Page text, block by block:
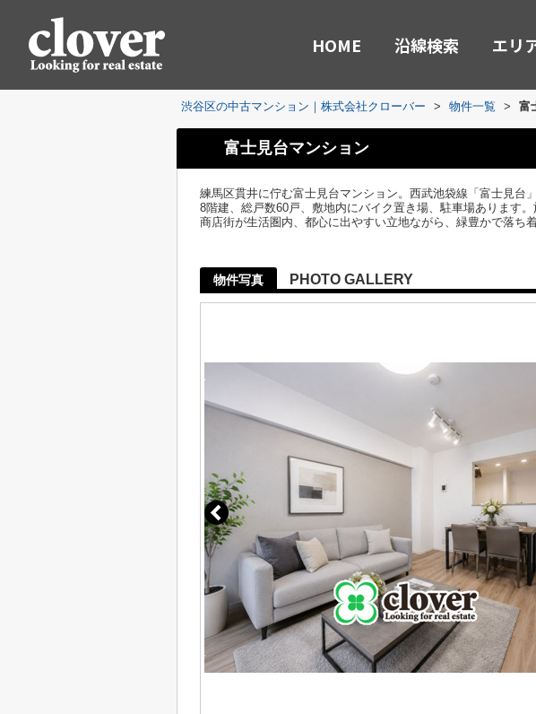
HOME 沿線検索 エリ
渋谷区の中古マンション｜株式会社クローバー > 物件一覧 > 富
富士見台マンション
練馬区貫井に佇む富士見台マンション。西武池袋線「富士見台
8階建、総戸数60戸、敷地内にバイク置き場、駐車場あります
商店街が生活圏内、都心に出やすい立地ながら、緑豊かで落ち
物件写真 PHOTO GALLERY